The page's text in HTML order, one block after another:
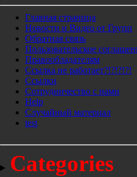
Главная страница
Новости и Видео от Групп
Обратная связь
Пользовательское
Правообладателям
Ссылка не работает?!?!?!?!
Ссылки
Сотрудничество с нами
Help
Cлучайный материал
test
Categories